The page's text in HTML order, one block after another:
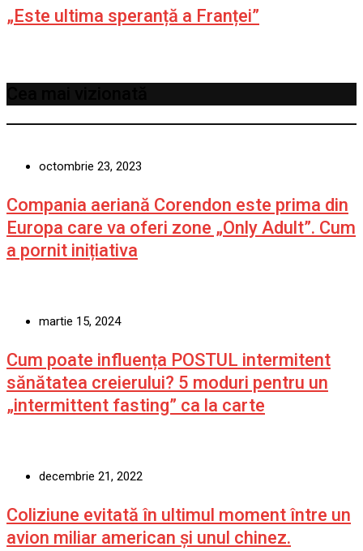
„Este ultima speranță a Franței”
octombrie 23, 2023
Compania aeriană Corendon este prima din
Europa care va oferi zone „Only Adult”. Cum
a pornit inițiativa
martie 15, 2024
Cum poate influența POSTUL intermitent
sănătatea creierului? 5 moduri pentru un
„intermittent fasting” ca la carte
decembrie 21, 2022
Coliziune evitată în ultimul moment între un
avion miliar american şi unul chinez.